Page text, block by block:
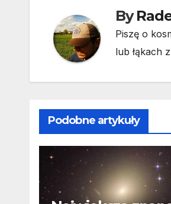
By
Piszę o
lub łąkach
Podobne artykuły